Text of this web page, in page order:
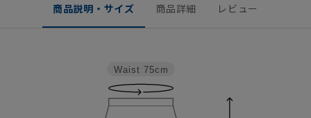
商品説明・サイズ 商品詳細 レビュー
Waist 75cm